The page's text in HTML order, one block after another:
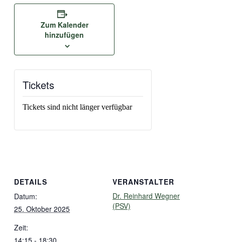
Zum Kalender
hinzufügen
DETAILS
Datum:
25. Oktober 2025
Zeit:
14:15 - 18:30
VERANSTALTER
Dr. Reinhard Wegner
(PSV)
Tickets
Tickets sind nicht länger verfügbar